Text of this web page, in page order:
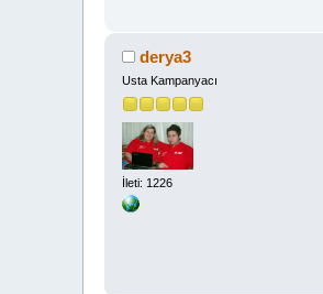
derya3
Usta Kampanyacı
İleti: 1226